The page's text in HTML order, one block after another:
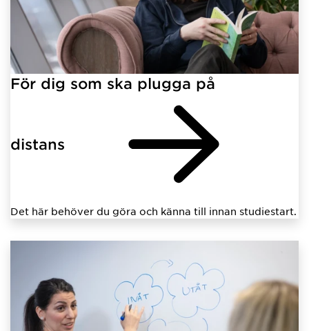
För dig som ska plugga på
distans
Det här behöver du göra och känna till innan studiestart.